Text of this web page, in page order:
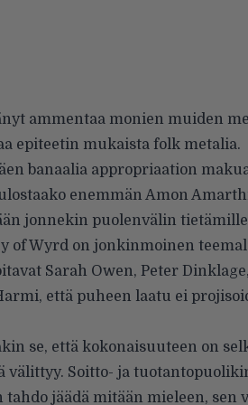
ammentaa monien muiden
epiteetin mukaista folk metalia.
banaalia appropriaation
enemmän Amon
jonnekin puolenvälin
of Wyrd on jonkinmoinen
Sarah Owen, Peter
että puheen laatu ei
se, että kokonaisuuteen on
välittyy. Soitto- ja
tahdo jäädä mitään mieleen, sen